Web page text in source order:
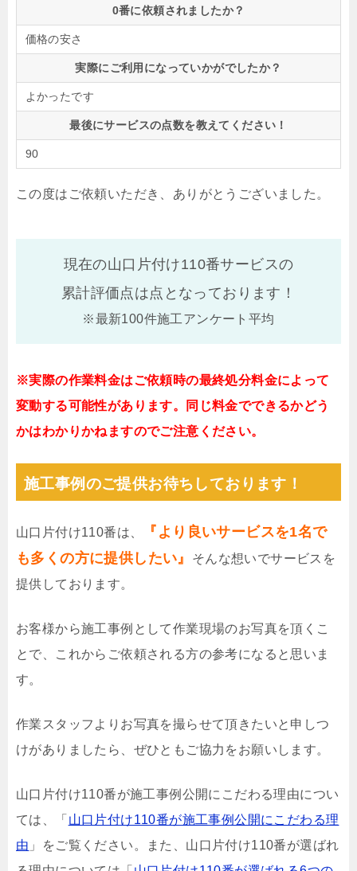
0番に依頼されましたか？
価格の安さ
実際にご利用になっていかがでしたか？
よかったです
最後にサービスの点数を教えてください！
90
この度はご依頼いただき、ありがとうございました。
現在の山口片付け110番サービスの
累計評価点は点となっております！
※最新100件施工アンケート平均
※実際の作業料金はご依頼時の最終処分料金によって
変動する可能性があります。同じ料金でできるかどう
かはわかりかねますのでご注意ください。
施工事例のご提供お待ちしております！
山口片付け110番は、
『より良いサービスを1名で
も多くの方に提供したい』
そんな想いでサービスを
提供しております。
お客様から施工事例として作業現場のお写真を頂くこ
とで、これからご依頼される方の参考になると思いま
す。
作業スタッフよりお写真を撮らせて頂きたいと申しつ
けがありましたら、ぜひともご協力をお願いします。
山口片付け110番が施工事例公開にこだわる理由につい
ては、「 山口片付け110番が施工事例公開にこだわる理
由 」をご覧ください。また、山口片付け110番が選ばれ